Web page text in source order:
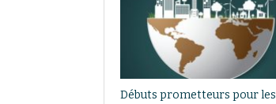
Débuts prometteurs pour les